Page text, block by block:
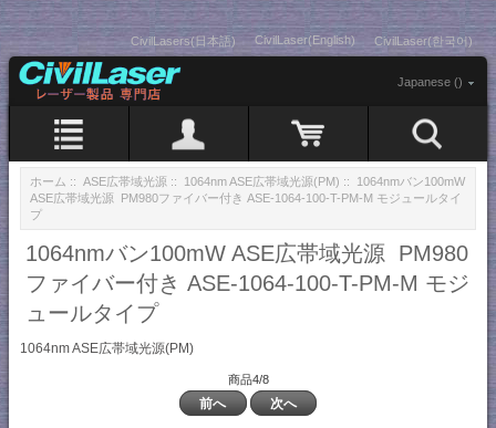
CivilLasers(日本語) CivilLaser(English) CivilLaser(한국어)
Japanese ()
ホーム :: ASE広帯域光源 :: 1064nm ASE広帯域光源(PM) :: 1064nmバン100mW
ASE広帯域光源 PM980ファイバー付き ASE-1064-100-T-PM-M モジュールタイ
プ
1064nmバン100mW ASE広帯域光源 PM980
ファイバー付き ASE-1064-100-T-PM-M モジ
ュールタイプ
1064nm ASE広帯域光源(PM)
商品4/8
前へ 次へ